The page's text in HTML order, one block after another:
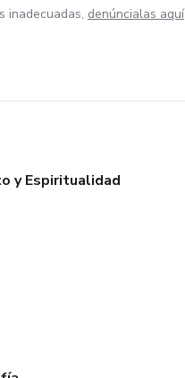
inadecuadas, denúncialas aquí
y Espiritualidad